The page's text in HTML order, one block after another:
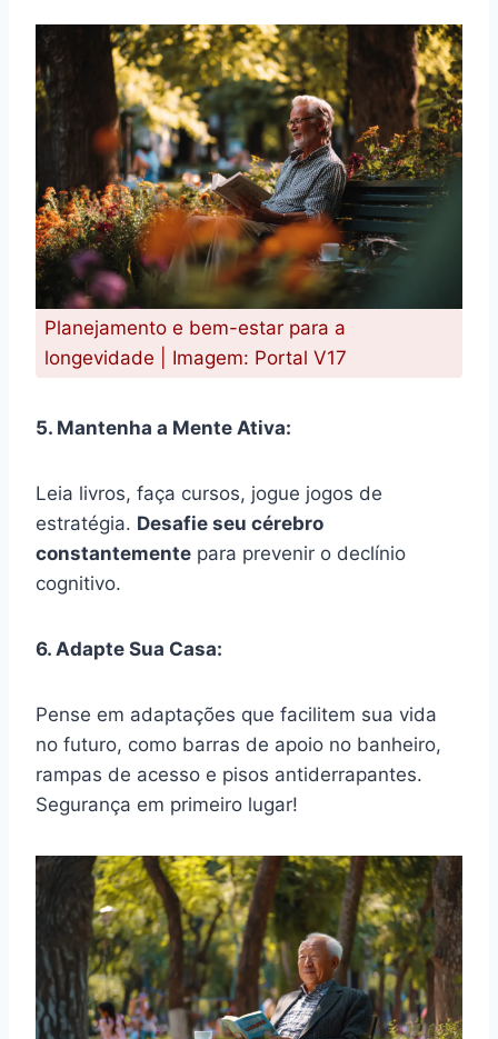
Planejamento e bem-estar para a
longevidade | Imagem: Portal V17
5. Mantenha a Mente Ativa:
Leia livros, faça cursos, jogue jogos de
estratégia. Desafie seu cérebro
constantemente para prevenir o declínio
cognitivo.
6. Adapte Sua Casa:
Pense em adaptações que facilitem sua vida
no futuro, como barras de apoio no banheiro,
rampas de acesso e pisos antiderrapantes.
Segurança em primeiro lugar!